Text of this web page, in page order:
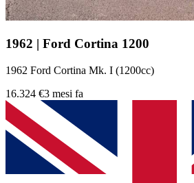
1962 | Ford Cortina 1200
1962 Ford Cortina Mk. I (1200cc)
16.324 €3 mesi fa